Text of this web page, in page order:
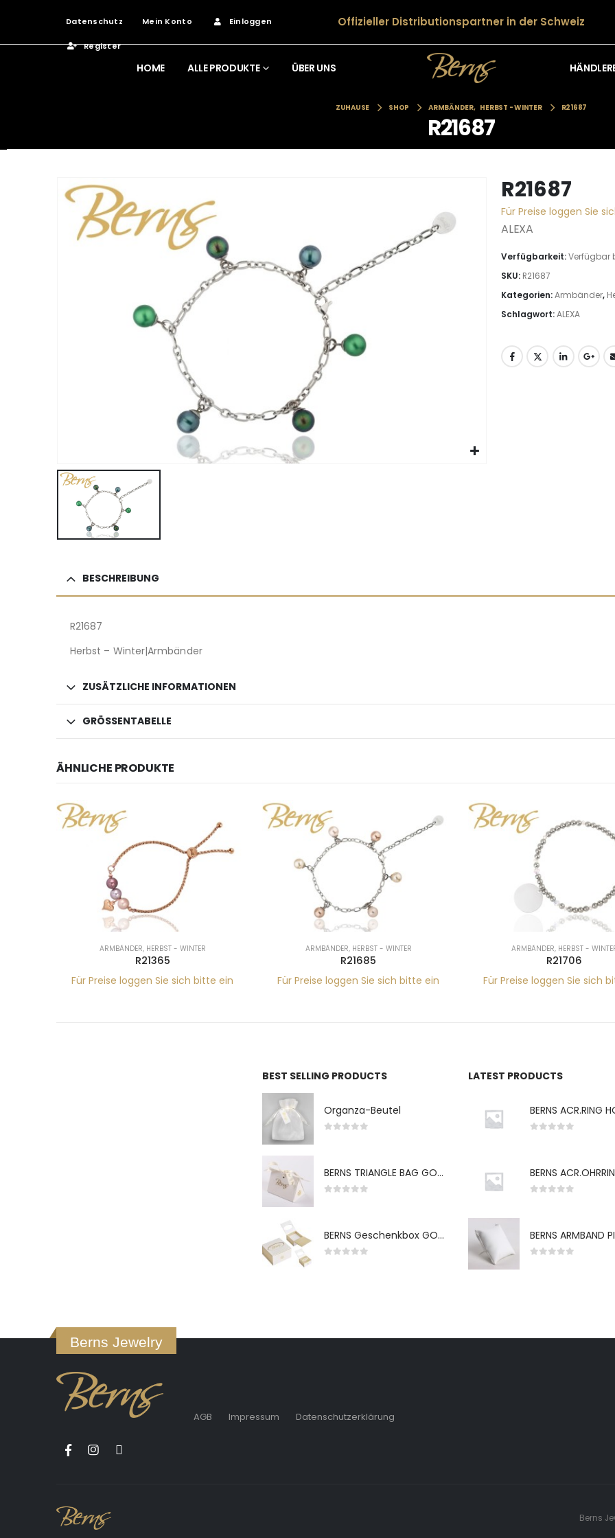
Datenschutz Mein Konto Einloggen
Register
Offizieller Distributionspartner in der Schweiz
HOME ALLE PRODUKTE ÜBER UNS
ZUHAUSE SHOP ARMBÄNDER, HERBST - WINTER R21687
R21687
R21687
Für Preise loggen Sie
ALEXA
Verfügbarkeit:Verfügbar
SKU: R21687
Kategorien:Armbänder,
Schlagwort:ALEXA
BESCHREIBUNG
R21687
Herbst – Winter|Armbänder
ZUSÄTZLICHE INFORMATIONEN
GRÖSSENTABELLE
ÄHNLICHE PRODUKTE
ARMBÄNDER, HERBST - WINTER
R21365
Für Preise loggen Sie sich bitte ein
ARMBÄNDER, HERBST - WINTER
R21685
Für Preise loggen Sie sich bitte ein
ARMBÄNDER, HERBST -
R21706
Für Preise loggen Sie sich
BEST SELLING PRODUCTS
Organza-Beutel
BERNS TRIANGLE BAG GO-WH "S" 7*5CM
BERNS Geschenkbox GO-WH 65*65*38MM FOR SMALL SETS
LATEST PRODUCTS
Berns Jewelry
AGB Impressum Datenschutzerklärung
Berns